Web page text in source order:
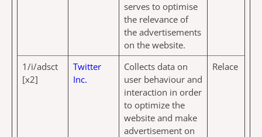
serves to optimise
the relevance of
the advertisements
on the website.
1/i/adsct
[x2]
Twitter
Inc.
Collects data on
user behaviour and
interaction in order
to optimize the
website and make
advertisement on
Relace